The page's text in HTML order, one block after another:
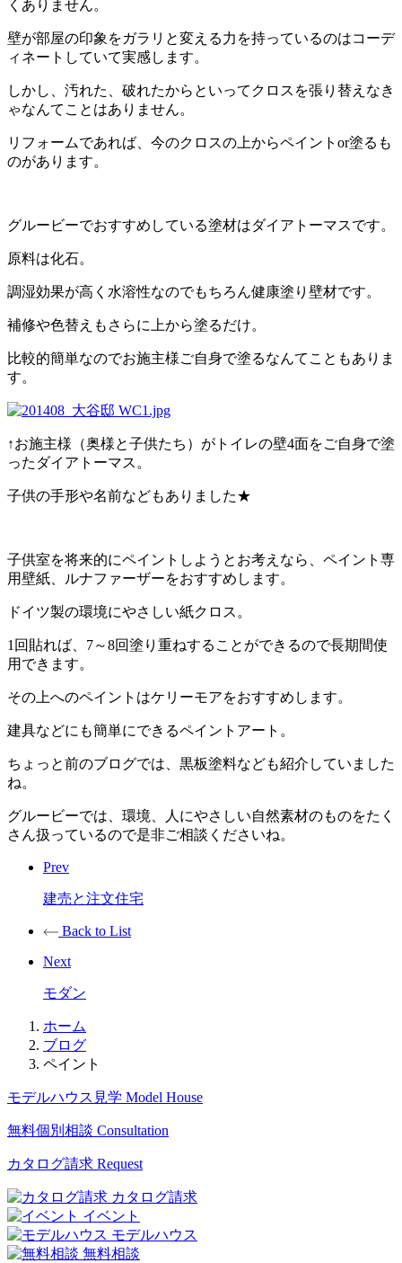
くありません。
壁が部屋の印象をガラリと変える力を持っているのはコーデ
ィネートしていて実感します。
しかし、汚れた、破れたからといってクロスを張り替えなき
ゃなんてことはありません。
リフォームであれば、今のクロスの上からペイントor塗るも
のがあります。
グルービーでおすすめしている塗材はダイアトーマスです。
原料は化石。
調湿効果が高く水溶性なのでもちろん健康塗り壁材です。
補修や色替えもさらに上から塗るだけ。
比較的簡単なのでお施主様ご自身で塗るなんてこともありま
す。
↑お施主様（奥様と子供たち）がトイレの壁4面をご自身で塗
ったダイアトーマス。
子供の手形や名前などもありました★
子供室を将来的にペイントしようとお考えなら、ペイント専
用壁紙、ルナファーザーをおすすめします。
ドイツ製の環境にやさしい紙クロス。
1回貼れば、7～8回塗り重ねすることができるので長期間使
用できます。
その上へのペイントはケリーモアをおすすめします。
建具などにも簡単にできるペイントアート。
ちょっと前のブログでは、黒板塗料なども紹介していました
ね。
グルービーでは、環境、人にやさしい自然素材のものをたく
さん扱っているので是非ご相談くださいね。
Prev
建売と注文住宅
Back to List
Next
モダン
ホーム
ブログ
ペイント
モデルハウス見学 Model House
無料個別相談 Consultation
カタログ請求 Request
カタログ請求
イベント
モデルハウス
無料相談